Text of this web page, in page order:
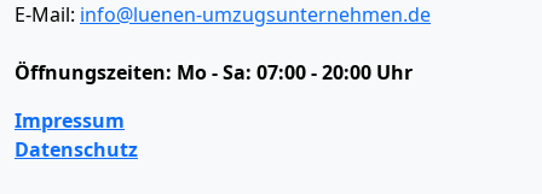
E-Mail: info@luenen-umzugsunternehmen.de
Öffnungszeiten: Mo - Sa: 07:00 - 20:00 Uhr
Impressum
Datenschutz